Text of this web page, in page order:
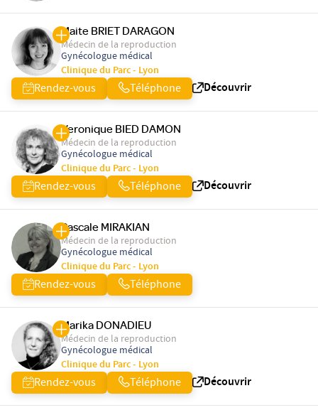
Maite BRIET DARAGON
Médecin de la reproduction
Gynécologue médical
Clinique du Parc - Lyon
Rendez-vous Téléphone Découvrir
Veronique BIED DAMON
Médecin de la reproduction
Gynécologue médical
Clinique du Parc - Lyon
Rendez-vous Téléphone Découvrir
Pascale MIRAKIAN
Médecin de la reproduction
Gynécologue médical
Clinique du Parc - Lyon
Rendez-vous Téléphone
Marika DONADIEU
Médecin de la reproduction
Gynécologue médical
Clinique du Parc - Lyon
Rendez-vous Téléphone Découvrir